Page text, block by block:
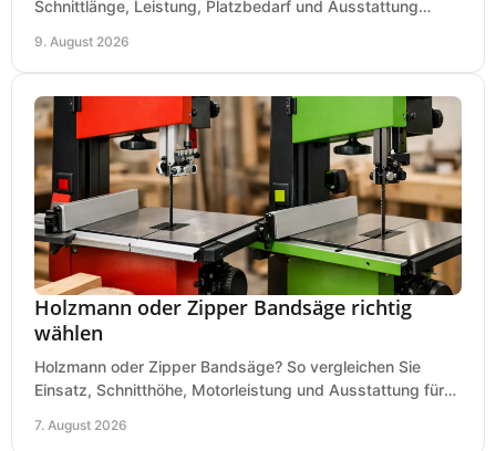
Schnittlänge, Leistung, Platzbedarf und Ausstattung
9. August 2026
Holzmann oder Zipper Bandsäge richtig
wählen
Holzmann oder Zipper Bandsäge? So vergleichen Sie
Einsatz, Schnitthöhe, Motorleistung und Ausstattung für
7. August 2026